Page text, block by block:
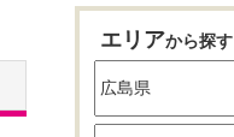
エリアから探す